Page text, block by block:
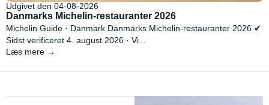
Udgivet den 04-08-2026
Danmarks Michelin-restauranter 2026
Michelin Guide · Danmark Danmarks Michelin-restauranter 2026 ✔
Sidst verificeret 4. august 2026 · Vi...
Læs mere →